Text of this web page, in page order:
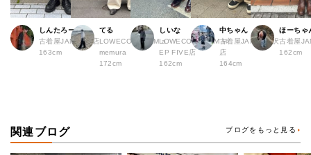
しんたろー
古着屋JAM 仙台店
163cm
てる
LOWECO by JAM a
memura
172cm
しいな
LOWECO by JAM H
EP FIVE店
162cm
中ちゃん
古着屋JAM 下北沢
店
164cm
ほーちゃ
古着屋
162cm
関連ブログ ブログをもっと見る